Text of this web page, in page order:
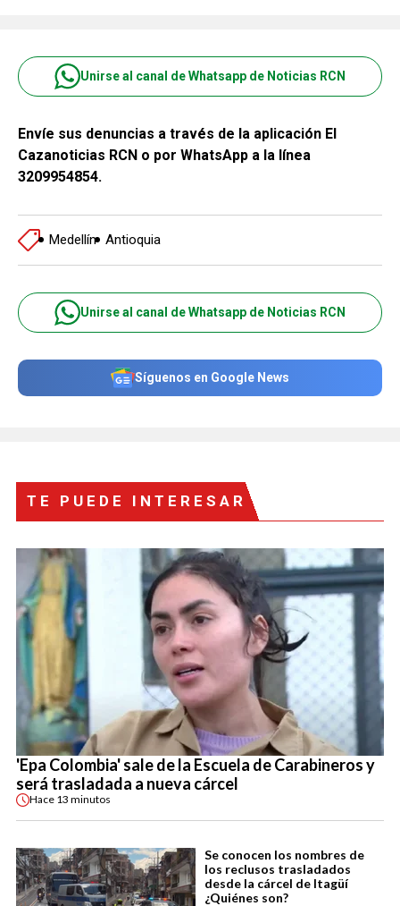
Unirse al canal de Whatsapp de Noticias RCN
Envíe sus denuncias a través de la aplicación El
Cazanoticias RCN o por WhatsApp a la línea
3209954854.
Medellín Antioquia
Unirse al canal de Whatsapp de Noticias RCN
Síguenos en Google News
TE PUEDE INTERESAR
'Epa Colombia' sale de la Escuela de Carabineros y
será trasladada a nueva cárcel
Hace 13 minutos
Se conocen los nombres de
los reclusos trasladados
desde la cárcel de Itagüí
¿Quiénes son?